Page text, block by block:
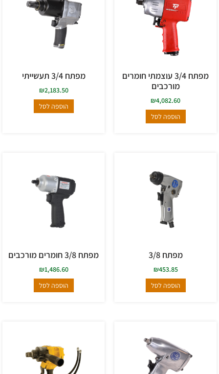
מפתח 3/4 עוצמתי חומרים
מורכבים
₪4,082.60
הוספה לסל
מפתח 3/4 תעשייתי
₪2,183.50
הוספה לסל
מפתח 3/8
₪453.85
הוספה לסל
מפתח 3/8 חומרים מורכבים
₪1,486.60
הוספה לסל